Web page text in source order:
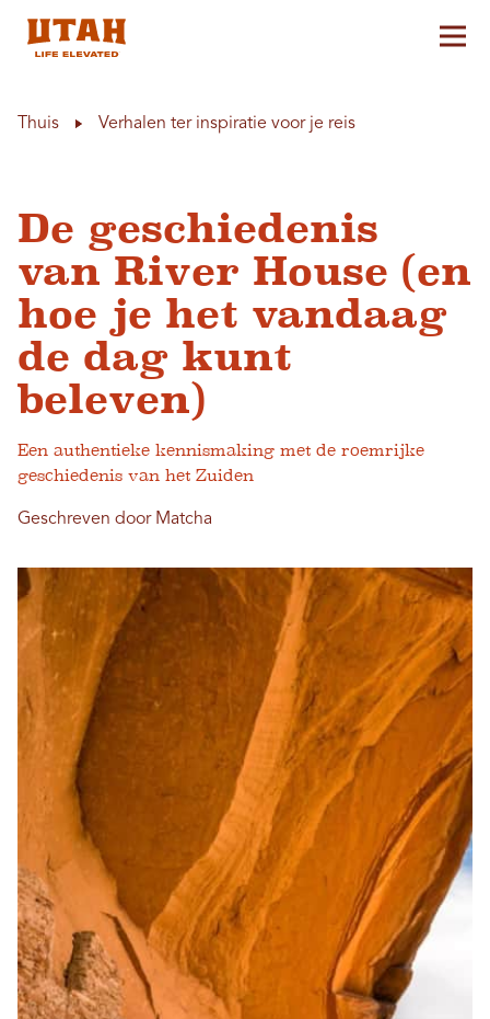
Thuis Verhalen ter inspiratie voor je reis
De geschiedenis
van River House (en
hoe je het vandaag
de dag kunt
beleven)
Een authentieke kennismaking met de roemrijke
geschiedenis van het Zuiden
Geschreven door Matcha